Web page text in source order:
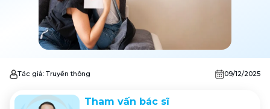
Tác giả: Truyền thông 09/12/2025
Tham vấn bác sĩ